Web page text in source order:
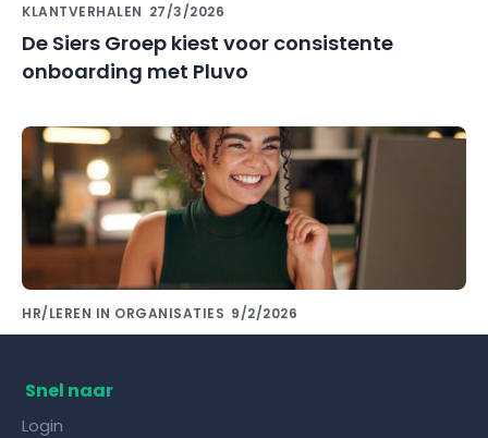
KLANTVERHALEN 27/3/2026
De Siers Groep kiest voor consistente
onboarding met Pluvo
HR/LEREN IN ORGANISATIES 9/2/2026
Snel naar
Login